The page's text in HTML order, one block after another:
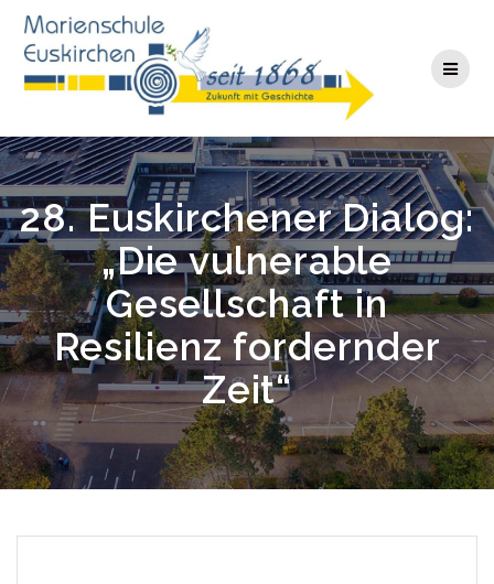
springen
28. Euskirchener Dialog:
„Die vulnerable
Gesellschaft in
Resilienz fordernder
Zeit“